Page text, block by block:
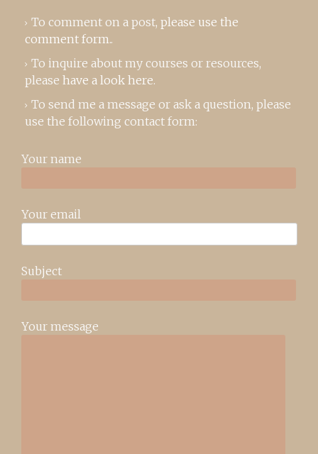
To comment on a post, please use the
comment form..
To inquire about my courses or resources,
please have a look here.
To send me a message or ask a question, please
use the following contact form:
Your name
Your email
Subject
Your message